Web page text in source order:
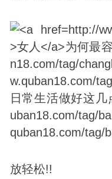
放轻松!!